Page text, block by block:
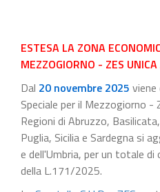
ESTESA LA ZONA
MEZZOGIORNO - ZES
Dal 20 novembre 2025
Speciale per il Mezzogiorno -
Regioni di Abruzzo,
Puglia, Sicilia e Sardegna si
e dell'Umbria, per un totale
della L.171/2025.